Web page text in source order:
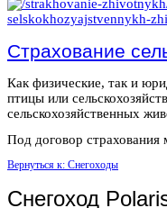
Страхование
Как физические, так и
птицы или
сельскохозяйственных
Под договор страхования
Вернуться к: Снегоходы
Снегоход